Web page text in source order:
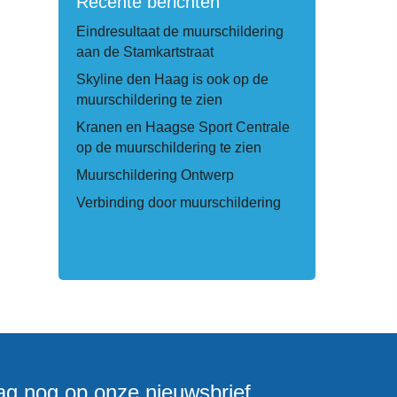
Eindresultaat de muurschildering
aan de Stamkartstraat
Skyline den Haag is ook op de
muurschildering te zien
Kranen en Haagse Sport Centrale
op de muurschildering te zien
Muurschildering Ontwerp
Verbinding door muurschildering
nog op onze nieuwsbrief